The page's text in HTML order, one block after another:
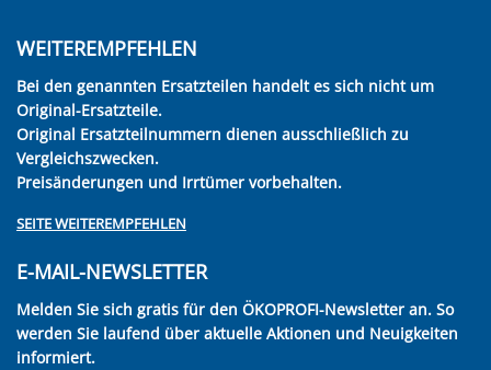
WEITEREMPFEHLEN
Bei den genannten Ersatzteilen handelt es sich nicht um
Original-Ersatzteile.
Original Ersatzteilnummern dienen ausschließlich zu
Vergleichszwecken.
Preisänderungen und Irrtümer vorbehalten.
SEITE WEITEREMPFEHLEN
E-MAIL-NEWSLETTER
Melden Sie sich gratis für den ÖKOPROFI-Newsletter an. So
werden Sie laufend über aktuelle Aktionen und Neuigkeiten
informiert.